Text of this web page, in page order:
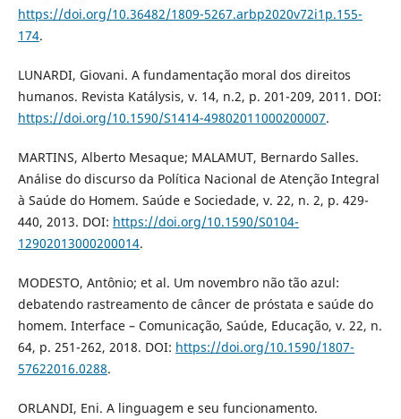
https://doi.org/10.36482/1809-5267.arbp2020v72i1p.155-
174.
LUNARDI, Giovani. A fundamentação moral dos direitos
humanos. Revista Katálysis, v. 14, n.2, p. 201-209, 2011. DOI:
https://doi.org/10.1590/S1414-49802011000200007.
MARTINS, Alberto Mesaque; MALAMUT, Bernardo Salles.
Análise do discurso da Política Nacional de Atenção Integral
à Saúde do Homem. Saúde e Sociedade, v. 22, n. 2, p. 429-
440, 2013. DOI: https://doi.org/10.1590/S0104-
12902013000200014.
MODESTO, Antônio; et al. Um novembro não tão azul:
debatendo rastreamento de câncer de próstata e saúde do
homem. Interface – Comunicação, Saúde, Educação, v. 22, n.
64, p. 251-262, 2018. DOI: https://doi.org/10.1590/1807-
57622016.0288.
ORLANDI, Eni. A linguagem e seu funcionamento.